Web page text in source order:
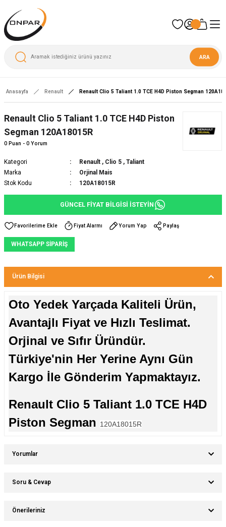
ARA
Anasayfa Renault Renault Clio 5 Taliant 1.0 TCE H4D Piston Segman
Renault Clio 5 Taliant 1.0 TCE H4D Piston
Segman 120A18015R
0 Puan - 0 Yorum
Kategori Renault , Clio 5 , Taliant
Marka
Orjinal Mais
Stok Kodu
120A18015R
GÜNCEL FİYAT BİLGİSİ İSTEYİN
Fiyat Alarmı Yorum Yap Paylaş
WHATSAPP SİPARİŞ
Ürün Bilgisi
Oto Yedek Yarçada Kaliteli Ürün,
Avantajlı Fiyat ve Hızlı Teslimat.
Orjinal ve Sıfır Üründür.
Türkiye'nin Her Yerine Aynı Gün
Kargo İle Gönderim Yapmaktayız.
Renault Clio 5 Taliant 1.0 TCE H4D
Piston Segman 120A18015R
Yorumlar
Soru & Cevap
Önerileriniz